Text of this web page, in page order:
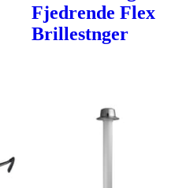
Fjedrende Flex
Brillestnger